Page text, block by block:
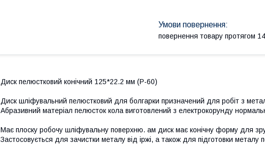
повернення товару протягом
Диск пелюстковий конічний 125*22.2 мм (P-60)
Диск шліфувальний пелюстковий для болгарки призначений для робіт з
Абразивний матеріал пелюсток кола виготовлений з електрокорунду
Має плоску робочу шліфувальну поверхню. ам диск має конічну форму для
Застосовується для зачистки металу від іржі, а також для підготовки